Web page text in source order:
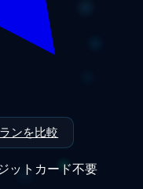
ンを比較
ットカード不要